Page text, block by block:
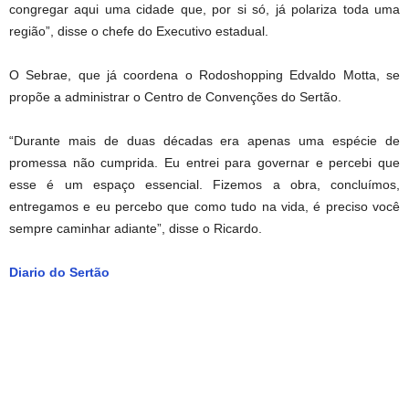
congregar aqui uma cidade que, por si só, já polariza toda uma
região”, disse o chefe do Executivo estadual.
O Sebrae, que já coordena o Rodoshopping Edvaldo Motta, se
propõe a administrar o Centro de Convenções do Sertão.
“Durante mais de duas décadas era apenas uma espécie de
promessa não cumprida. Eu entrei para governar e percebi que
esse é um espaço essencial. Fizemos a obra, concluímos,
entregamos e eu percebo que como tudo na vida, é preciso você
sempre caminhar adiante”, disse o Ricardo.
Diario do Sertão